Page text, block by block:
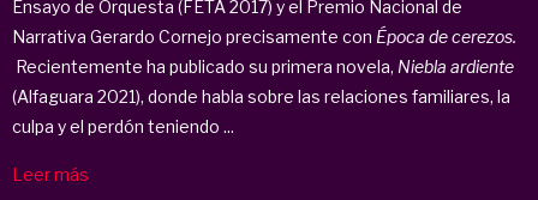
Ensayo de Orquesta (FETA 2017) y el Premio Nacional de
Narrativa Gerardo Cornejo precisamente con Época de cerezos.
Recientemente ha publicado su primera novela, Niebla ardiente
(Alfaguara 2021), donde habla sobre las relaciones familiares, la
culpa y el perdón teniendo ...
Leer más